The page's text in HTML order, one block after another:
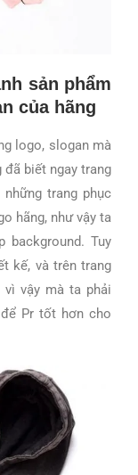
sản phẩm
của hãng
logo, slogan mà
đã biết ngay trang
trang phục
hãng, như vậy ta
Tuy
kế, và trên trang
vì vậy mà ta phải
Pr tốt hơn cho